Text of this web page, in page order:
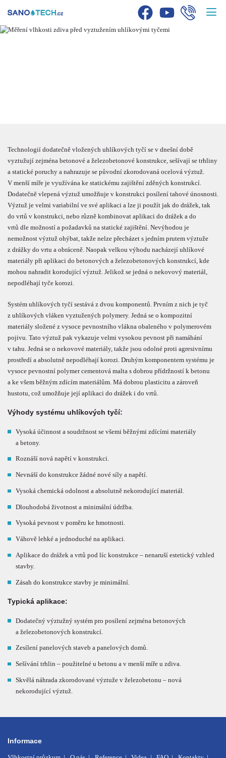
Technologií dodatečně vložených uhlíkových tyčí se v dnešní době
vyztužují zejména betonové a železobetonové konstrukce, sešívají se trhliny
a statické poruchy a nahrazuje se původní zkorodovaná ocelová výztuž.
V menší míře je využívána ke statickému zajištění zděných konstrukcí.
Dodatečně vlepená výztuž umožňuje v konstrukci posílení tahové únosnosti.
Výztuž je velmi variabilní ve své aplikaci a lze ji použít jak do drážek, tak
do vrtů v konstrukci, nebo různě kombinovat aplikaci do drážek a do
vrtů dle možností a požadavků na statické zajištění. Nevýhodou je
nemožnost výztuž ohýbat, takže nelze přecházet s jedním prutem výztuže
z drážky do vrtu a obráceně. Naopak velkou výhodu nacházejí uhlíkové
materiály při aplikaci do betonových a železobetonových konstrukcí, kde
mohou nahradit korodující výztuž. Jelikož se jedná o nekovový materiál,
nepodléhají tyče korozi.
Systém uhlíkových tyčí sestává z dvou komponentů. Prvním z nich je tyč
z uhlíkových vláken vyztužených polymery. Jedná se o kompozitní
materiály složené z vysoce pevnostního vlákna obaleného v polymerovém
pojivu. Tato výztuž pak vykazuje velmi vysokou pevnost při namáhání
v tahu. Jedná se o nekovové materiály, takže jsou odolné proti agresivnímu
prostředí a absolutně nepodléhají korozi. Druhým komponentem systému je
vysoce pevnostní polymer cementová malta s dobrou přídržností k betonu
a ke všem běžným zdícím materiálům. Má dobrou plasticitu a zároveň
hustotu, což umožňuje její aplikaci do drážek i do vrtů.
Výhody systému uhlíkových tyčí:
Vysoká účinnost a soudržnost se všemi běžnými zdícími materiály
a betony.
Roznáší nová napětí v konstrukci.
Nevnáší do konstrukce žádné nové síly a napětí.
Vysoká chemická odolnost a absolutně nekorodující materiál.
Dlouhodobá životnost a minimální údržba.
Vysoká pevnost v poměru ke hmotnosti.
Váhově lehké a jednoduché na aplikaci.
Aplikace do drážek a vrtů pod líc konstrukce – nenaruší estetický vzhled
stavby.
Zásah do konstrukce stavby je minimální.
Typická aplikace:
Dodatečný výztužný systém pro posílení zejména betonových
a železobetonových konstrukcí.
Zesílení panelových staveb a panelových domů.
Sešívání trhlin – použitelné u betonu a v menší míře u zdiva.
Skvělá náhrada zkorodované výztuže v železobetonu – nová
nekorodující výztuž.
Informace